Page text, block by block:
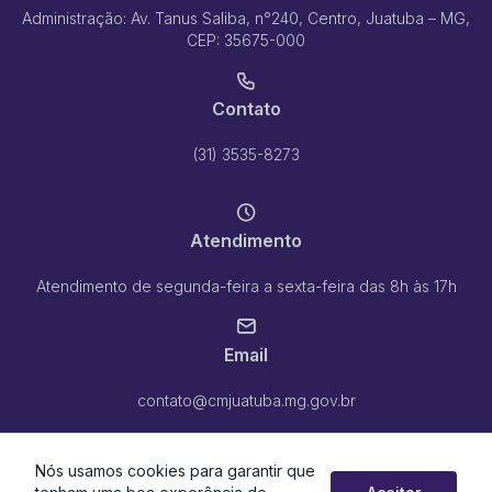
Administração: Av. Tanus Saliba, n°240, Centro, Juatuba – MG,
CEP: 35675-000
Contato
(31) 3535-8273
Atendimento
Atendimento de segunda-feira a sexta-feira das 8h às 17h
Email
contato@cmjuatuba.mg.gov.br
Nós usamos cookies para garantir que